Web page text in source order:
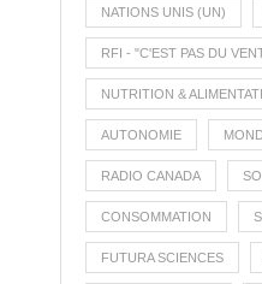
NATIONS UNIS (UN)
RFI - "C'EST PAS DU
NUTRITION &
AUTONOMIE
RADIO CANADA
CONSOMMATION
FUTURA SCIENCES